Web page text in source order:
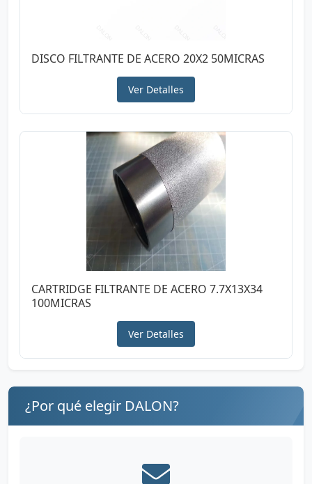
DISCO FILTRANTE DE ACERO 20X2 50MICRAS
Ver Detalles
CARTRIDGE FILTRANTE DE ACERO 7.7X13X34
100MICRAS
Ver Detalles
¿Por qué elegir DALON?